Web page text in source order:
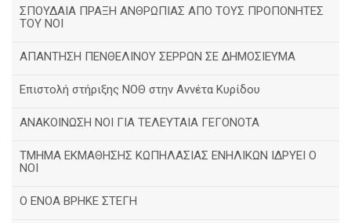
ΣΠΟΥΔΑΙΑ ΠΡΑΞΗ ΑΝΘΡΩΠΙΑΣ ΑΠΟ ΤΟΥΣ ΠΡΟΠΟΝΗΤΕΣ
ΤΟΥ ΝΟΙ
ΑΠΑΝΤΗΣΗ ΠΕΝΘΕΛΙΝΟΥ ΣΕΡΡΩΝ ΣΕ ΔΗΜΟΣΙΕΥΜΑ
Επιστολή στήριξης ΝΟΘ στην Αννέτα Κυρίδου
ΑΝΑΚΟΙΝΩΣΗ ΝΟΙ ΓΙΑ ΤΕΛΕΥΤΑΙΑ ΓΕΓΟΝΟΤΑ
ΤΜΗΜΑ ΕΚΜΑΘΗΣΗΣ ΚΩΠΗΛΑΣΙΑΣ ΕΝΗΛΙΚΩΝ ΙΔΡΥΕΙ Ο
ΝΟΙ
Ο ΕΝΟΑ ΒΡΗΚΕ ΣΤΕΓΗ